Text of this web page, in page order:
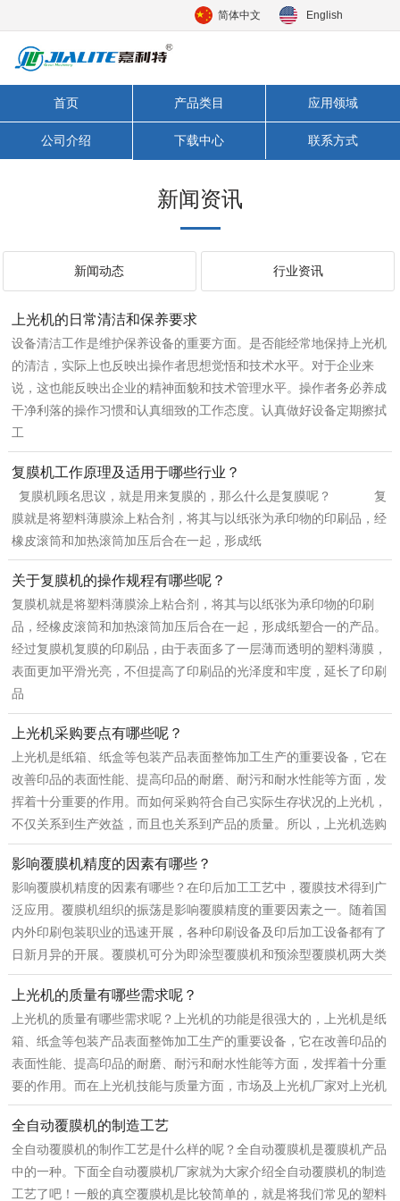
简体中文 English
首页 产品类目 应用领域
公司介绍 下载中心 联系方式
新闻资讯
新闻动态 行业资讯
上光机的日常清洁和保养要求
设备清洁工作是维护保养设备的重要方面。是否能经常地保持上光机
的清洁，实际上也反映出操作者思想觉悟和技术水平。对于企业来
说，这也能反映出企业的精神面貌和技术管理水平。操作者务必养成
干净利落的操作习惯和认真细致的工作态度。认真做好设备定期擦拭
工
复膜机工作原理及适用于哪些行业？
复膜机顾名思议，就是用来复膜的，那么什么是复膜呢？ 复
膜就是将塑料薄膜涂上粘合剂，将其与以纸张为承印物的印刷品，经
橡皮滚筒和加热滚筒加压后合在一起，形成纸
关于复膜机的操作规程有哪些呢？
复膜机就是将塑料薄膜涂上粘合剂，将其与以纸张为承印物的印刷
品，经橡皮滚筒和加热滚筒加压后合在一起，形成纸塑合一的产品。
经过复膜机复膜的印刷品，由于表面多了一层薄而透明的塑料薄膜，
表面更加平滑光亮，不但提高了印刷品的光泽度和牢度，延长了印刷
品
上光机采购要点有哪些呢？
上光机是纸箱、纸盒等包装产品表面整饰加工生产的重要设备，它在
改善印品的表面性能、提高印品的耐磨、耐污和耐水性能等方面，发
挥着十分重要的作用。而如何采购符合自己实际生存状况的上光机，
不仅关系到生产效益，而且也关系到产品的质量。所以，上光机选购
影响覆膜机精度的因素有哪些？
影响覆膜机精度的因素有哪些？在印后加工工艺中，覆膜技术得到广
泛应用。覆膜机组织的振荡是影响覆膜精度的重要因素之一。随着国
内外印刷包装职业的迅速开展，各种印刷设备及印后加工设备都有了
日新月异的开展。覆膜机可分为即涂型覆膜机和预涂型覆膜机两大类
上光机的质量有哪些需求呢？
上光机的质量有哪些需求呢？上光机的功能是很强大的，上光机是纸
箱、纸盒等包装产品表面整饰加工生产的重要设备，它在改善印品的
表面性能、提高印品的耐磨、耐污和耐水性能等方面，发挥着十分重
要的作用。而在上光机技能与质量方面，市场及上光机厂家对上光机
全自动覆膜机的制造工艺
全自动覆膜机的制作工艺是什么样的呢？全自动覆膜机是覆膜机产品
中的一种。下面全自动覆膜机厂家就为大家介绍全自动覆膜机的制造
工艺了吧！一般的真空覆膜机是比较简单的，就是将我们常见的塑料